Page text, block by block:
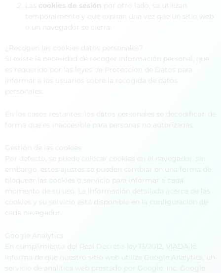
Las cookies de sesión por otro lado, se utilizan
temporalmente y que expiran una vez que un sitio web
o un navegador se cierra.
¿Recogen las cookies datos personales?
Si existe la necesidad de recoger información personal, que
es requerido por las leyes de Protección de Datos para
informar a los usuarios sobre la recogida de datos
personales.
En los casos restantes, los datos personales se decodifican de
forma que es inaccesible para personas no autorizadas.
Gestión de las cookies
Por defecto, se puede colocar cookies en el navegador, sin
embargo, estos ajustes se pueden cambiar en una forma de
bloquear las cookies o servicio para informar a cada
momento de su uso. La información detallada acerca de las
cookies y su servicio está disponible en la configuración de
cada navegador.
Google Analytics
En cumplimiento del Real Decreto-ley 13/2012, VIADA le
informa de que nuestro sitio web utiliza Google Analytics, un
servicio de analítica web prestado por Google, Inc. Google